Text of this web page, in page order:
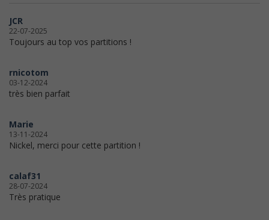
JCR
22-07-2025
Toujours au top vos partitions !
rnicotom
03-12-2024
très bien parfait
Marie
13-11-2024
Nickel, merci pour cette partition !
calaf31
28-07-2024
Très pratique